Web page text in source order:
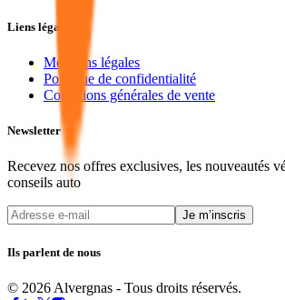
Liens légaux
Mentions légales
Politique de confidentialité
Conditions générales de vente
Newsletter
Recevez nos offres exclusives, les nouveautés
conseils auto
Je m’inscris
Ils parlent de nous
© 2026 Alvergnas - Tous droits réservés.